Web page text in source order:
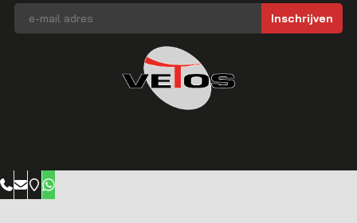
E-mailadres